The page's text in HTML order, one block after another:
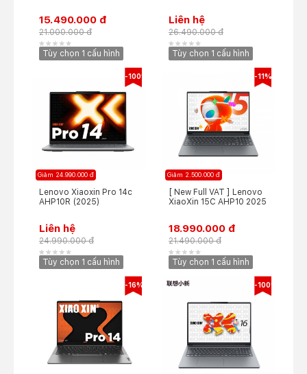
15.490.000 đ
21.000.000 đ
Tùy chọn 1 cấu hình
Liên hệ
26.490.000 đ
Tùy chọn 1 cấu hình
Giảm 24.990.000 đ
-100%
Lenovo Xiaoxin Pro 14c
AHP10R (2025)
Liên hệ
24.990.000 đ
Tùy chọn 1 cấu hình
Giảm 2.500.000 đ
-11%
[ New Full VAT ] Lenovo
XiaoXin 15C AHP10 2025
18.990.000 đ
21.490.000 đ
Tùy chọn 1 cấu hình
-16% -100%